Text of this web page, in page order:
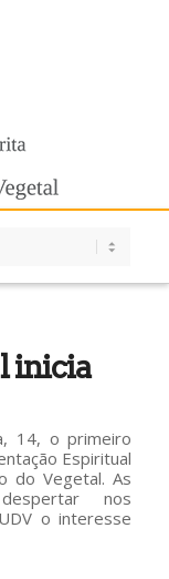
inicia
14, o primeiro
Espiritual
do Vegetal. As
nos
o interesse